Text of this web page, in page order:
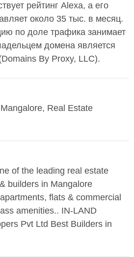
рейтинг Alexa, а его
около 35 тыс. в месяц.
по доле трафика занимает
домена является
By Proxy, LLC).
Real Estate
of the leading real estate
builders in Mangalore
flats & commercial
amenities.. IN-LAND
Pvt Ltd Best Builders in